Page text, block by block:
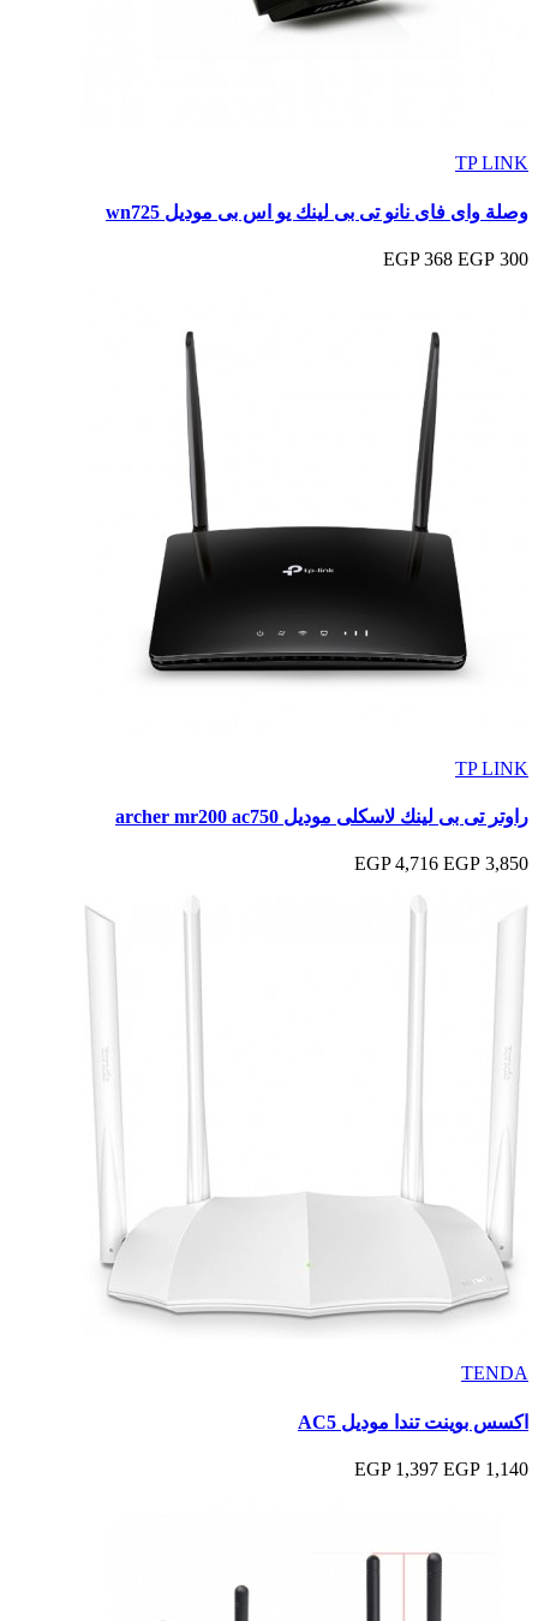
TP LINK
وصلة واى فاى نانو تى بى لينك يو اس بى موديل wn725
300 EGP
368 EGP
TP LINK
راوتر تى بى لينك لاسكلى موديل archer mr200 ac750
3,850 EGP
4,716 EGP
TENDA
اكسس بوينت تندا موديل AC5
1,140 EGP
1,397 EGP